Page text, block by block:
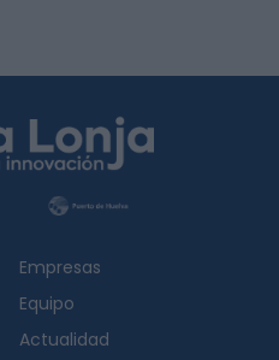
Empresas
Equipo
Actualidad